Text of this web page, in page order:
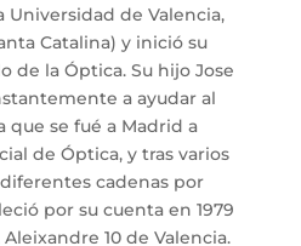
Universidad de Valencia,
Catalina) y inició su
de la Óptica. Su hijo Jose
a ayudar al
que se fué a Madrid a
de Óptica, y tras varios
cadenas por
por su cuenta en 1979
10 de Valencia.